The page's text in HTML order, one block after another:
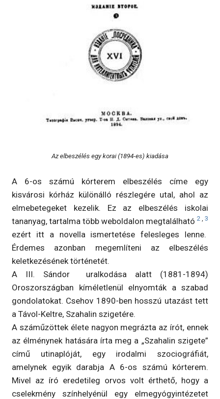
Az elbeszélés egy korai (1894-es) kiadása
A 6-os számú kórterem elbeszélés címe egy
kisvárosi kórház különálló részlegére utal, ahol az
elmebetegeket kezelik. Ez az elbeszélés iskolai
tananyag, tartalma több weboldalon megtalálható 2 , 3
ezért itt a novella ismertetése felesleges lenne.
Érdemes azonban megemlíteni az elbeszélés
keletkezésének történetét.
A III. Sándor uralkodása alatt (1881-1894)
Oroszországban kíméletlenül elnyomták a szabad
gondolatokat. Csehov 1890-ben hosszú utazást tett
a Távol-Keltre, Szahalin szigetére.
A száműzöttek élete nagyon megrázta az írót, ennek
az élménynek hatására írta meg a „Szahalin szigete”
című utinaplóját, egy irodalmi szociográfiát,
amelynek egyik darabja A 6-os számú kórterem.
Mivel az író eredetileg orvos volt érthető, hogy a
cselekmény színhelyénül egy elmegyógyintézetet